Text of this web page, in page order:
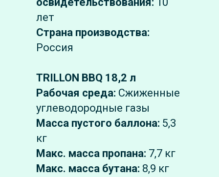
лет
Страна производства:
Россия
TRILLON BBQ 18,2 л
Рабочая среда: Сжиженные
углеводородные газы
Масса пустого баллона: 5,3
кг
Макс. масса пропана: 7,7 кг
Макс. масса бутана: 8,9 кг